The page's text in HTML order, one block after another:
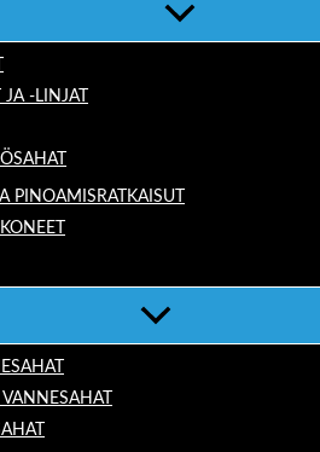
-LINJAT
PINOAMISRATKAISUT